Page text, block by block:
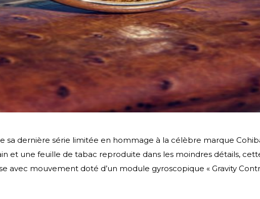
sa dernière série limitée en hommage à la célèbre marque
et une feuille de tabac reproduite dans les moindres détails,
avec mouvement doté d’un module gyroscopique « Gravity